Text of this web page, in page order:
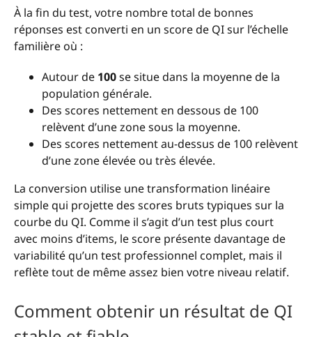
À la fin du test, votre nombre total de bonnes
réponses est converti en un score de QI sur l’échelle
familière où :
Autour de 100se situe dans la moyenne de la
population générale.
Des scores nettement en dessous de 100
relèvent d’une zone sous la moyenne.
Des scores nettement au-dessus de 100 relèvent
d’une zone élevée ou très élevée.
La conversion utilise une transformation linéaire
simple qui projette des scores bruts typiques sur la
courbe du QI. Comme il s’agit d’un test plus court
avec moins d’items, le score présente davantage de
variabilité qu’un test professionnel complet, mais il
reflète tout de même assez bien votre niveau relatif.
Comment obtenir un résultat de QI